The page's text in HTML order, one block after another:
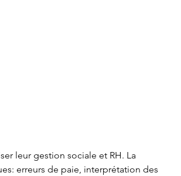
leur gestion sociale et RH. La
erreurs de paie, interprétation des